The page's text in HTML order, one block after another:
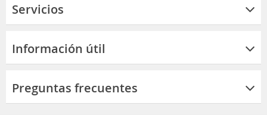
Servicios
Información útil
Preguntas frecuentes